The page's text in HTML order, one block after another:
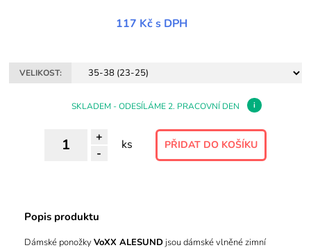
117 Kč s DPH
VELIKOST:
SKLADEM - ODESÍLÁME 2. PRACOVNÍ DEN i
+
-
ks
Popis produktu
Dámské ponožkyVoXX ALESUND jsou dámské vlněné zimní